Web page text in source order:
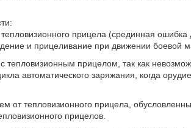
прицела (срединная
и прицеливание при движении боевой
тепловизионным прицелом, так как
автоматического заряжания, когда
от тепловизионного прицела,
прицелов.